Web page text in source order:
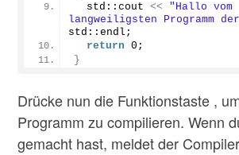
  std::cout
<<
"Hallo vom
langweiligsten Programm
std::endl;
return 0;
}
Drücke nun die Funktionstaste ,
Programm zu compilieren. Wenn
gemacht hast, meldet der